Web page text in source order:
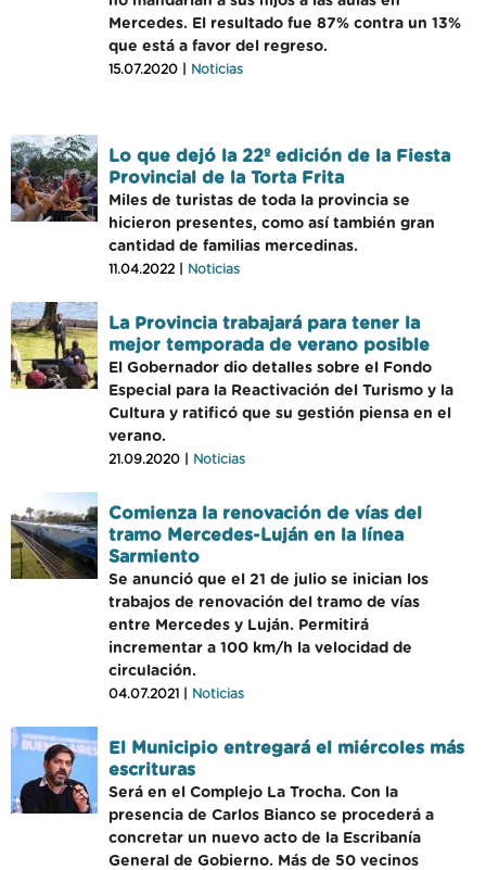
Mercedes. El resultado fue 87% contra un 13%
que está a favor del regreso.
15.07.2020 | Noticias
Lo que dejó la 22º edición de la Fiesta
Provincial de la Torta Frita
Miles de turistas de toda la provincia se
hicieron presentes, como así también gran
cantidad de familias mercedinas.
11.04.2022 | Noticias
La Provincia trabajará para tener la
mejor temporada de verano posible
El Gobernador dio detalles sobre el Fondo
Especial para la Reactivación del Turismo y la
Cultura y ratificó que su gestión piensa en el
verano.
21.09.2020 | Noticias
Comienza la renovación de vías del
tramo Mercedes-Luján en la línea
Sarmiento
Se anunció que el 21 de julio se inician los
trabajos de renovación del tramo de vías
entre Mercedes y Luján. Permitirá
incrementar a 100 km/h la velocidad de
circulación.
04.07.2021 | Noticias
El Municipio entregará el miércoles más
escrituras
Será en el Complejo La Trocha. Con la
presencia de Carlos Bianco se procederá a
concretar un nuevo acto de la Escribanía
General de Gobierno. Más de 50 vecinos